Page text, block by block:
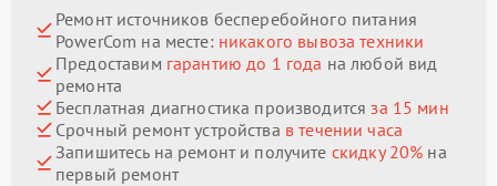
Ремонт источников бесперебойного питания
PowerCom на месте: никакого вывоза техники
Предоставим гарантию до 1 года на любой вид
ремонта
Бесплатная диагностика производитсяза 15 мин
Срочный ремонт устройства в течении часа
Запишитесь на ремонт и получите скидку 20% на
первый ремонт